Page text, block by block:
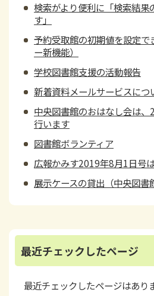
検索がより便利に「検索結果
す」
予約受取館の初期値を設定で
ー新機能）
学校図書館支援の活動報告
新着資料メールサービスにつ
中央図書館のおはなし会は
行います
図書館ボランティア
広報かみす2019年8月1日号
展示ケースの貸出（中央図書
最近チェックしたページ
最近チェックしたページはあり